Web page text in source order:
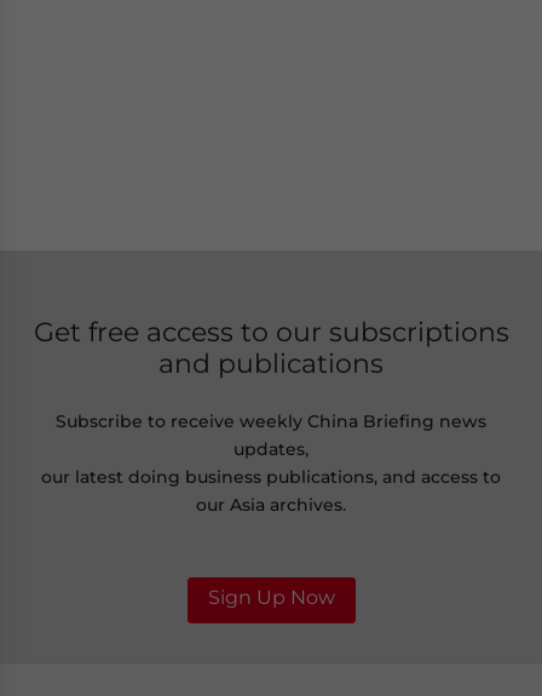
Get free access to our subscriptions
and publications
Subscribe to receive weekly China Briefing news
updates,
our latest doing business publications, and access to
our Asia archives.
Sign Up Now